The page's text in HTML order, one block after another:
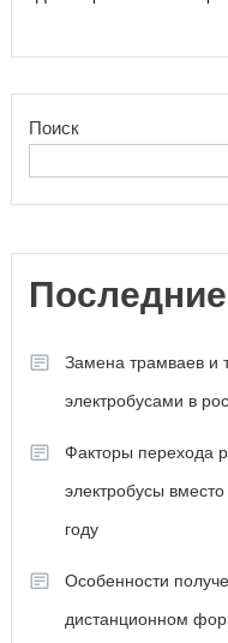
Поиск
Замена трамваев и
электробусами в
Факторы перехода
электробусы
году
Особенности
дистанционном